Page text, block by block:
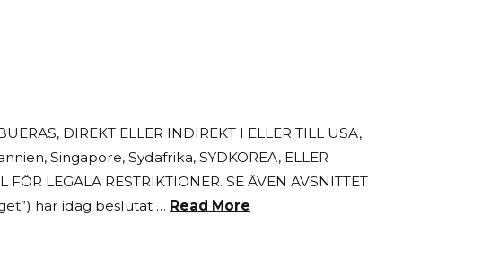
DIREKT ELLER INDIREKT I ELLER TILL USA,
Singapore, Sydafrika, SYDKOREA, ELLER
LEGALA RESTRIKTIONER. SE ÄVEN AVSNITTET
har idag beslutat … Read More